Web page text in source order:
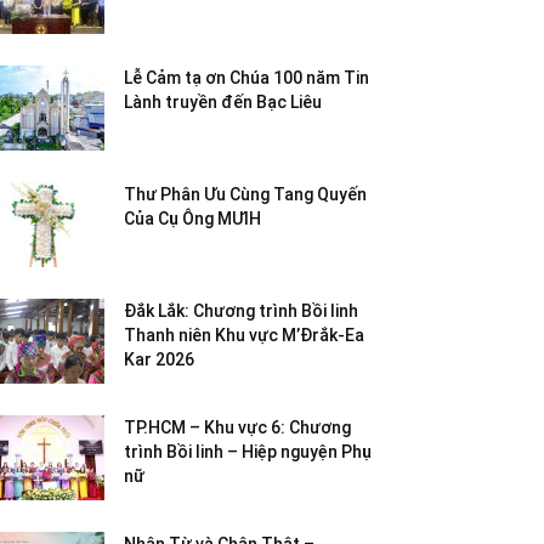
Lễ Cảm tạ ơn Chúa 100 năm Tin
Lành truyền đến Bạc Liêu
Thư Phân Ưu Cùng Tang Quyến
Của Cụ Ông MƯIH
Đắk Lắk: Chương trình Bồi linh
Thanh niên Khu vực M’Đrắk-Ea
Kar 2026
TP.HCM – Khu vực 6: Chương
trình Bồi linh – Hiệp nguyện Phụ
nữ